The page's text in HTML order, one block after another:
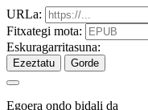
URLa:
Fitxategi mota:
Eskuragarritasuna:
Ezeztatu Gorde
Egoera ondo bidali da